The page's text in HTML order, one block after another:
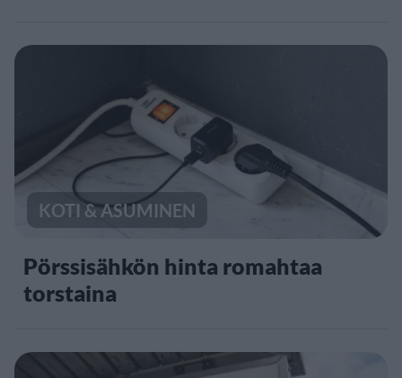
KOTI & ASUMINEN
Pörssisähkön hinta romahtaa
torstaina